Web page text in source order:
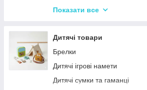
Новорічні фігурки та статуетки
Столовий посуд
Хвойні гірлянди
Показати все
Дитячі товари
Брелки
Дитячі ігрові намети
Дитячі сумки та гаманці